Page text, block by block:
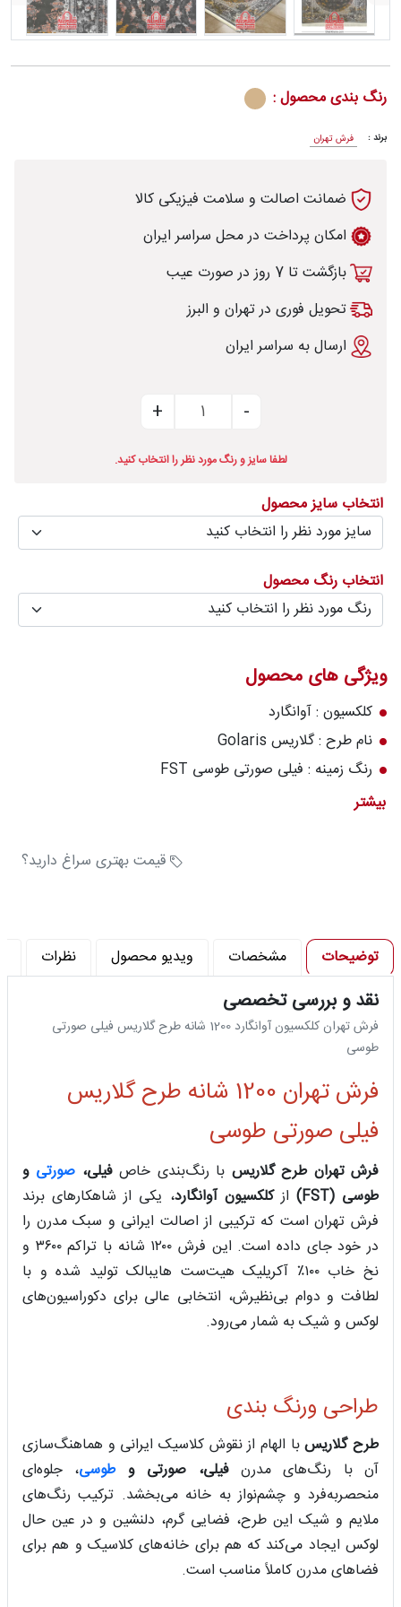
تماس
های
متداول
رویه‌های
بازگرداندن
کالا
رنگ بندی محصول :
برند : فرش تهران
ضمانت اصالت و سلامت فیزیکی کالا
امکان پرداخت در محل سراسر ایران
بازگشت تا 7 روز در صورت عیب
تحویل فوری در تهران و البرز
ارسال به سراسر ایران
لطفا سایز و رنگ مورد نظر را انتخاب کنید.
انتخاب سایز محصول
انتخاب رنگ محصول
ویژگی های محصول
کلکسیون : آوانگارد
نام طرح : گلاریس Golaris
رنگ زمینه : فیلی صورتی طوسی FST
تعداد رنگ : 8 رنگ
بیشتر
قیمت بهتری سراغ دارید؟
توضیحات مشخصات ویدیو محصول نظرات
نقد و بررسی تخصصی
فرش تهران کلکسیون آوانگارد 1200 شانه طرح گلاریس فیلی صورتی
طوسی
فرش تهران 1200 شانه طرح گلاریس
فیلی صورتی طوسی
فرش تهران طرح گلاریس با رنگ‌بندی خاصفیلی، صورتی و
طوسی (FST)
ازکلکسیون آوانگارد، یکی از شاهکارهای برند
فرش تهران است که ترکیبی از اصالت ایرانی و سبک مدرن را
در خود جای داده است. این فرش ۱۲۰۰ شانه با تراکم ۳۶۰۰ و
نخ خاب ۱۰۰٪ آکریلیک هیت‌ست هایبالک تولید شده و با
لطافت و دوام بی‌نظیرش، انتخابی عالی برای دکوراسیون‌های
لوکس و شیک به شمار می‌رود.
طراحی ورنگ بندی
طرح گلاریسبا الهام از نقوش کلاسیک ایرانی و هماهنگ‌سازی
آن با رنگ‌های مدرنفیلی، صورتی وطوسی، جلوه‌ای
منحصربه‌فرد و چشم‌نواز به خانه می‌بخشد. ترکیب رنگ‌های
ملایم و شیک این طرح، فضایی گرم، دلنشین و در عین حال
لوکس ایجاد می‌کند که هم برای خانه‌های کلاسیک و هم برای
فضاهای مدرن کاملاً مناسب است.